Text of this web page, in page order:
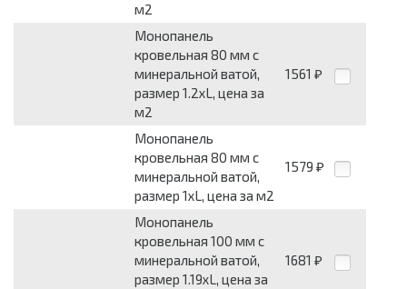
м2
Монопанель
кровельная 80 мм с
минеральной ватой,
размер 1.2хL, цена за
м2
1561 ₽
Монопанель
кровельная 80 мм с
минеральной ватой,
размер 1хL, цена за м2
1579 ₽
Монопанель
кровельная 100 мм с
минеральной ватой,
размер 1.19хL, цена за
1681 ₽